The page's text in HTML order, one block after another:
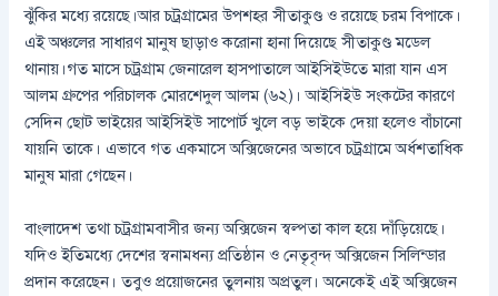
ঝুঁকির মধ্যে রয়েছে।আর চট্রগ্রামের উপশহর সীতাকুণ্ড ও রয়েছে চরম বিপাকে।
এই অঞ্চলের সাধারণ মানুষ ছাড়াও করোনা হানা দিয়েছে সীতাকুণ্ড মডেল
থানায়।গত মাসে চট্রগ্রাম জেনারেল হাসপাতালে আইসিইউতে মারা যান এস
আলম গ্রুপের পরিচালক মোরশেদুল আলম (৬২)। আইসিইউ সংকটের কারণে
সেদিন ছোট ভাইয়ের আইসিইউ সাপোর্ট খুলে বড় ভাইকে দেয়া হলেও বাঁচানো
যায়নি তাকে। এভাবে গত একমাসে অক্সিজেনের অভাবে চট্রগ্রামে অর্ধশতাধিক
মানুষ মারা গেছেন।
বাংলাদেশ তথা চট্রগ্রামবাসীর জন্য অক্সিজেন স্বল্পতা কাল হয়ে দাঁড়িয়েছে।
যদিও ইতিমধ্যে দেশের স্বনামধন্য প্রতিষ্ঠান ও নেতৃবৃন্দ অক্সিজেন সিলিন্ডার
প্রদান করেছেন। তবুও প্রয়োজনের তুলনায় অপ্রতুল। অনেকেই এই অক্সিজেন